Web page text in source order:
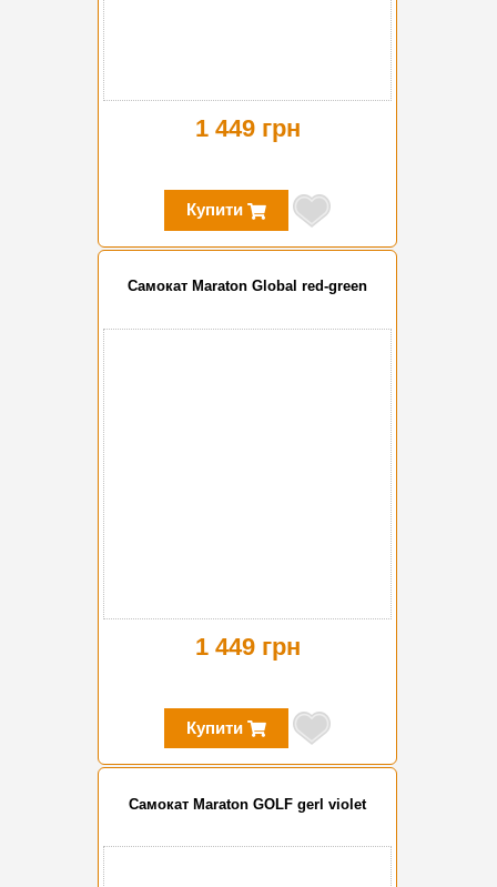
1 449 грн
Купити
Cамокат Maraton Global red-green
1 449 грн
Купити
Самокат Maraton GOLF gerl violet